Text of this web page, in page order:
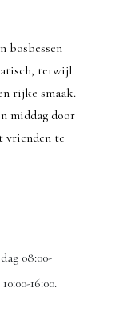
bosbessen
terwijl
rijke smaak.
middag door
vrienden te
08:00-
16:00.